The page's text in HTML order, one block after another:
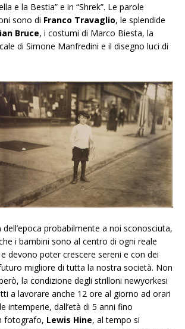
e la Bestia” e in “Shrek”. Le parole
sono di Franco Travaglio, le splendide
Bruce, i costumi di Marco Biesta, la
di Simone Manfredini e il disegno luci di
probabilmente a noi sconosciuta,
i bambini sono al centro di ogni reale
devono poter crescere sereni e con dei
migliore di tutta la nostra società. Non
la condizione degli strilloni newyorkesi
a lavorare anche 12 ore al giorno ad orari
intemperie, dall’età di 5 anni fino
fotografo, Lewis Hine, al tempo si